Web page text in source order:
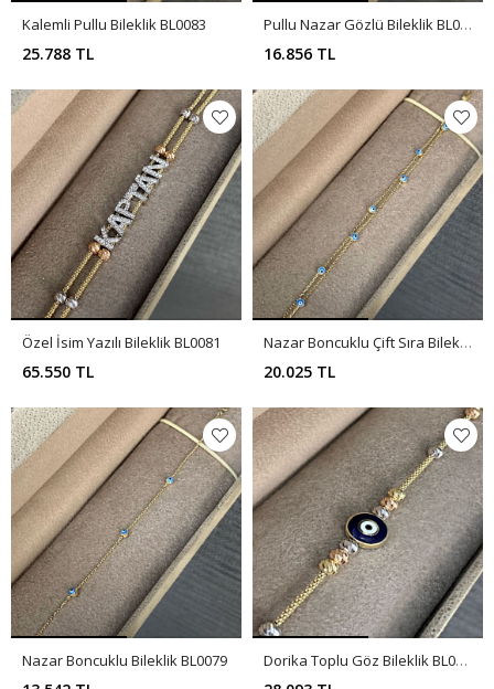
Kalemli Pullu Bileklik BL0083
25.788 TL
Pullu Nazar Gözlü Bileklik BL0082
16.856 TL
Özel İsim Yazılı Bileklik BL0081
65.550 TL
Nazar Boncuklu Çift Sıra Bileklik BL0080
20.025 TL
Nazar Boncuklu Bileklik BL0079 Dorika Toplu Göz Bileklik BL0076